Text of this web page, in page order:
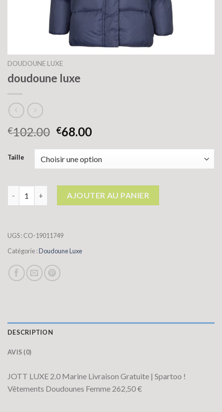
DOUDOUNE LUXE
doudoune luxe
€102.00 €68.00
Taille
quantité de doudoune luxeAJOUTER AU PANIER
UGS :CO-19011749
Catégorie :Doudoune Luxe
DESCRIPTION
AVIS (0)
JOTT LUXE 2.0 Marine Livraison Gratuite | Spartoo !
Vêtements Doudounes Femme 262,50 €